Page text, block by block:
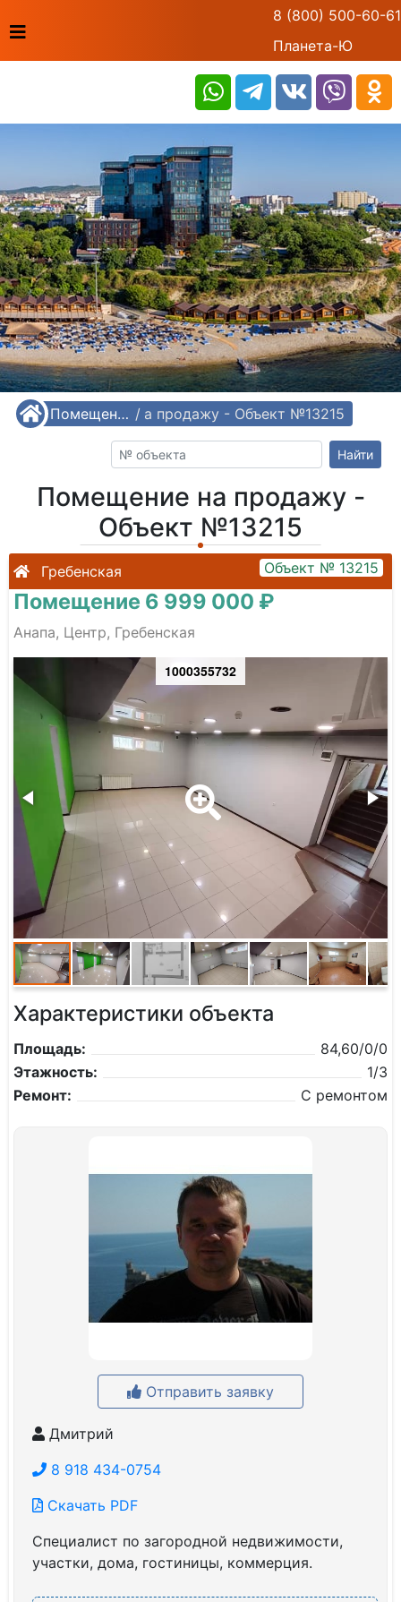
8 (800) 500-60-61
Планета-Ю
/ Помещения /
Помещение на продажу - Объект №13215
Найти
Помещение на продажу -
Объект №13215
Гребенская Объект № 13215
Помещение 6 999 000 ₽
Анапа, Центр, Гребенская
1000355732
Характеристики объекта
Площадь:
84,60/0/0
Этажность:
1/3
Ремонт:
С ремонтом
Отправить заявку
Дмитрий
8 918 434-0754
Скачать PDF
Специалист по загородной недвижимости,
участки, дома, гостиницы, коммерция.